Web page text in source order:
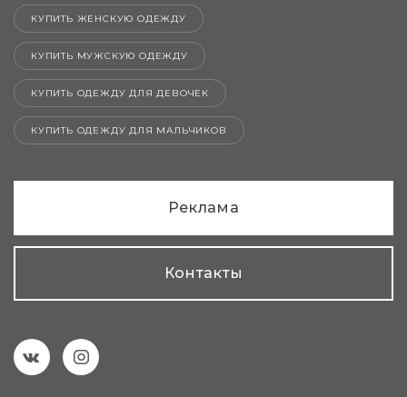
КУПИТЬ ЖЕНСКУЮ ОДЕЖДУ
КУПИТЬ МУЖСКУЮ ОДЕЖДУ
КУПИТЬ ОДЕЖДУ ДЛЯ ДЕВОЧЕК
КУПИТЬ ОДЕЖДУ ДЛЯ МАЛЬЧИКОВ
Реклама
Контакты